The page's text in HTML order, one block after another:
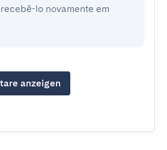
lo novamente em
anzeigen